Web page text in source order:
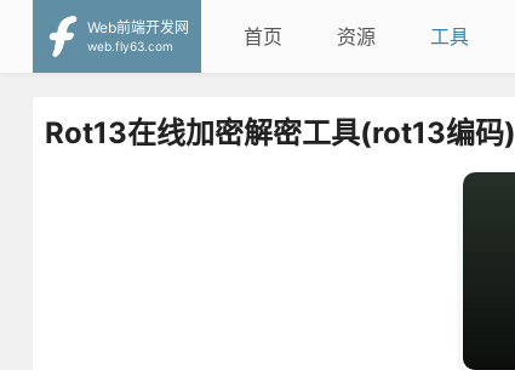
Web前端开发网
web.fly63.com
首页 资源 工具
Rot13在线加密解密工具(rot13编码)